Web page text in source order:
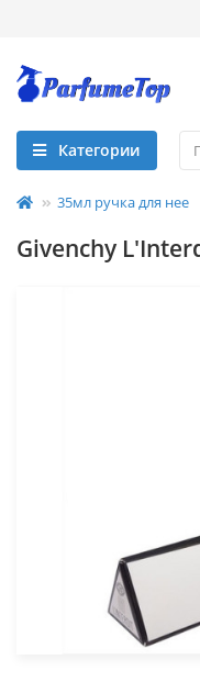
Категории
35мл ручка для нее
Givenchy